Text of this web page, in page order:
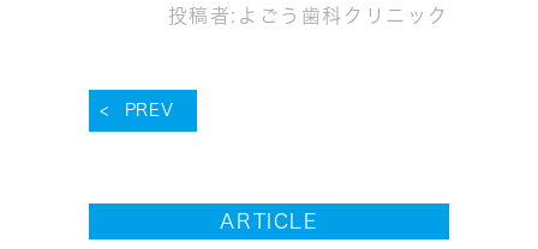
投稿者: よごう歯科クリニック
PREV
ARTICLE